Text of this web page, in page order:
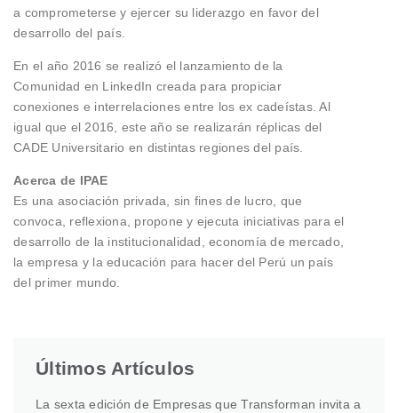
a comprometerse y ejercer su liderazgo en favor del
desarrollo del país.
En el año 2016 se realizó el lanzamiento de la
Comunidad en LinkedIn creada para propiciar
conexiones e interrelaciones entre los ex cadeístas. Al
igual que el 2016, este año se realizarán réplicas del
CADE Universitario en distintas regiones del país.
Acerca de IPAE
Es una asociación privada, sin fines de lucro, que
convoca, reflexiona, propone y ejecuta iniciativas para el
desarrollo de la institucionalidad, economía de mercado,
la empresa y la educación para hacer del Perú un país
del primer mundo.
Últimos Artículos
La sexta edición de Empresas que Transforman invita a